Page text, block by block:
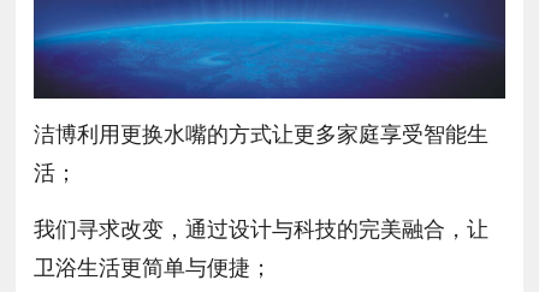
洁博利用更换水嘴的方式让更多家庭享受智能生
活；
我们寻求改变，通过设计与科技的完美融合，让
卫浴生活更简单与便捷；